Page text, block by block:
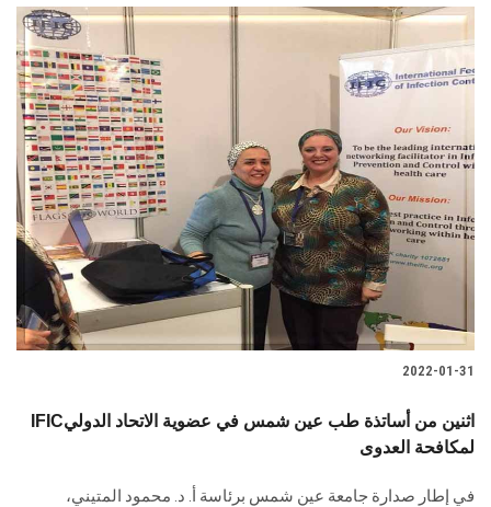
2022-01-31
IFICاثنين من أساتذة طب عين شمس في عضوية الاتحاد الدولي
لمكافحة العدوى
في إطار صدارة جامعة عين شمس برئاسة أ. د. محمود المتيني،